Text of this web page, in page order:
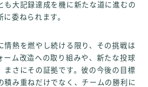
も大記録達成を機に新たな道に進むの
委ねられます。
情熱を燃やし続ける限り、その挑戦は
ーム改造への取り組みや、新たな投球
まさにその証拠です。彼の今後の目標
積み重ねだけでなく、チームの勝利に